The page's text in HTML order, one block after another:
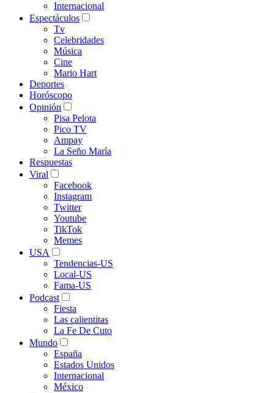
Internacional
Espectáculos
Tv
Celebridades
Música
Cine
Mario Hart
Deportes
Horóscopo
Opinión
Pisa Pelota
Pico TV
Ampay
La Seño María
Respuestas
Viral
Facebook
Instagram
Twitter
Youtube
TikTok
Memes
USA
Tendencias-US
Local-US
Fama-US
Podcast
Fiesta
Las calientitas
La Fe De Cuto
Mundo
España
Estados Unidos
Internacional
México